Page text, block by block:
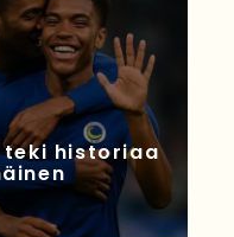
teki historiaa